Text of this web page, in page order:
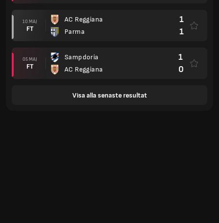
10 MAJ
FT
AC Reggiana
Parma
1
1
05 MAJ
FT
Sampdoria
AC Reggiana
1
0
Visa alla senaste resultat